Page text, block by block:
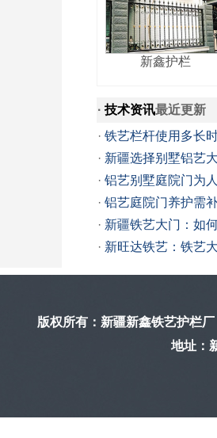
新鑫护栏
· 技术资讯最近更新
· 铁艺栏杆使用多长
· 新疆选择别墅铝艺
· 铝艺别墅庭院门为
· 铝艺庭院门养护需
· 新疆铁艺大门：如
· 新旺达铁艺：铁艺
版权所有： 新疆新鑫铁艺护栏厂
地址：